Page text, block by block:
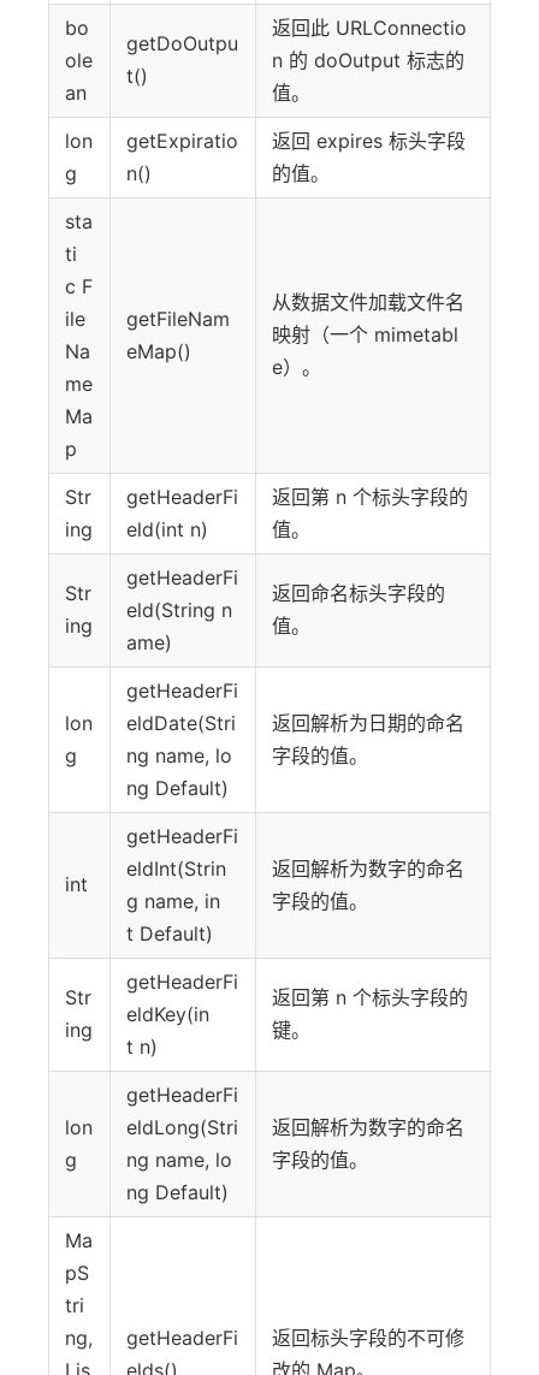
bo
ole
an
getDoOutpu
t()
返回此 URLConnectio
n 的 doOutput 标志的
值。
lon
g
getExpiratio
n()
返回 expires 标头字段
的值。
sta
ti
c F
ile
Na
me
Ma
p
getFileNam
eMap()
从数据文件加载文件名
映射（一个 mimetabl
e）。
Str
ing
getHeaderFi
eld(int n)
返回第 n 个标头字段的
值。
Str
ing
getHeaderFi
eld(String n
ame)
返回命名标头字段的
值。
lon
g
getHeaderFi
eldDate(Stri
ng name, lo
ng Default)
返回解析为日期的命名
字段的值。
int
getHeaderFi
eldInt(Strin
g name, in
t Default)
返回解析为数字的命名
字段的值。
Str
ing
getHeaderFi
eldKey(in
t n)
返回第 n 个标头字段的
键。
lon
g
getHeaderFi
eldLong(Stri
ng name, lo
ng Default)
返回解析为数字的命名
字段的值。
Ma
pS
tri
ng,
Lis
getHeaderFi
elds()
返回标头字段的不可修
改的 Map。